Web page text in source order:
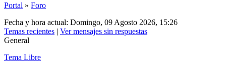
Portal » Foro
Fecha y hora actual: Domingo, 09 Agosto 2026, 15:26
Temas recientes | Ver mensajes sin respuestas
General
Tema Libre